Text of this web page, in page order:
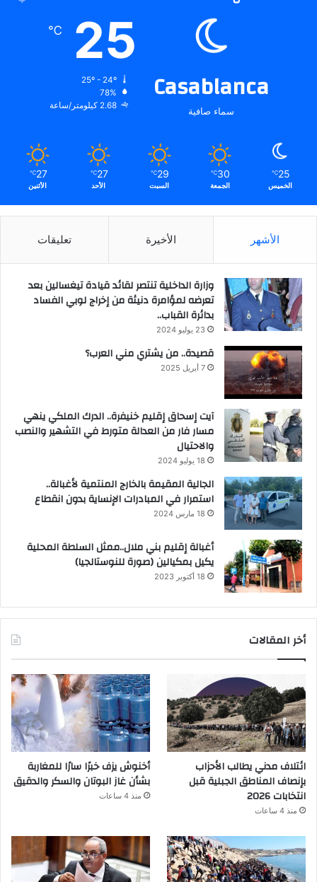
Casablanca
سماء صافية
25
℃
78%
2.68 كيلومتر/ساعة
25
℃
الخميس
30
℃
الجمعة
29
℃
السبت
27
℃
الأحد
27
℃
الأثنين
الأشهر الأخيرة تعليقات
وزارة الداخلية تنتصر لقائد قيادة تيغسالين بعد
تعرضه لمؤامرة دنيئة من إخراج لوبي الفساد
بدائرة القباب..
23 يوليو 2024
قصيدة.. من يشتري مني العرب؟
7 أبريل 2025
آيت إسحاق إقليم خنيفرة.. الدرك الملكي ينهي
مسار فار من العدالة متورط في التشهير والنصب
والاحتيال
18 يوليو 2024
الجالية المقيمة بالخارج المنتمية لأغبالة..
استمرار في المبادرات الإنساية بدون انقطاع
18 مارس 2024
أغبالة إقليم بني ملال..ممثل السلطة المحلية
يكيل بمكيالين (صورة للنوستالجيا)
18 أكتوبر 2023
أخر المقالات
ائتلاف مدني يطالب الأحزاب
بإنصاف المناطق الجبلية قبل
انتخابات 2026
منذ 4 ساعات
أخنوش يزف خبرًا سارًا للمغاربة
بشأن غاز البوتان والسكر والدقيق
منذ 4 ساعات